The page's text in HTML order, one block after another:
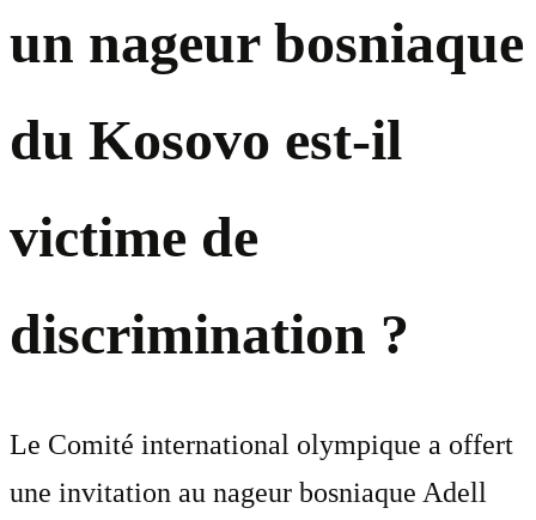
un nageur bosniaque
du Kosovo est-il
victime de
discrimination ?
Le Comité international olympique a offert
une invitation au nageur bosniaque Adell